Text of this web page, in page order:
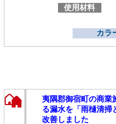
使用材料
カラ
夷隅郡御宿町の商業
る漏水を「雨樋清掃
改善しました